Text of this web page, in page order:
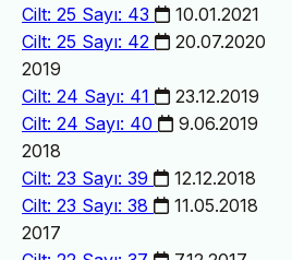
Cilt: 25 Sayı: 43
10.01.2021
Cilt: 25 Sayı: 42
20.07.2020
2019
Cilt: 24 Sayı: 41
23.12.2019
Cilt: 24 Sayı: 40
9.06.2019
2018
Cilt: 23 Sayı: 39
12.12.2018
Cilt: 23 Sayı: 38
11.05.2018
2017